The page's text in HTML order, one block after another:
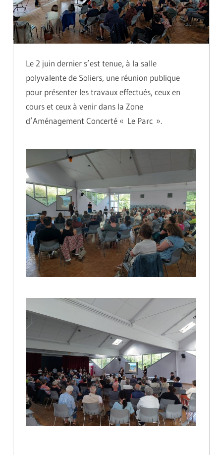
Le 2 juin dernier s’est tenue, à la salle
polyvalente de Soliers, une réunion publique
pour présenter les travaux effectués, ceux en
cours et ceux à venir dans la Zone
d’Aménagement Concerté « Le Parc ».